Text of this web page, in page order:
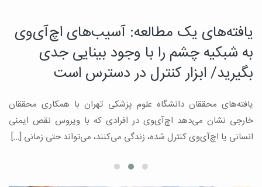
یافته‌های یک مطالعه: آسیب‌های اچ‌آی‌وی
به شبکیه چشم را با وجود بینایی جدی
بگیرید/ ابزار کنترل در دسترس است
یافته‌های محققان دانشگاه علوم پزشکی تهران با همکاری محققان
خارجی نشان می‌دهد اچ‌آی‌وی در افرادی که با ویروس نقص ایمنی
انسانی یا اچ‌آی‌وی کنترل شده، زندگی می‌کنند، می‌تواند حتی زمانی […]